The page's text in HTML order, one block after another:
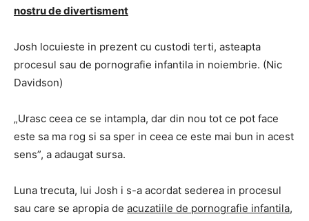
nostru de divertisment
Josh locuieste in prezent cu custodi terti, asteapta
procesul sau de pornografie infantila in noiembrie. (Nic
Davidson)
„Urasc ceea ce se intampla, dar din nou tot ce pot face
este sa ma rog si sa sper in ceea ce este mai bun in acest
sens”, a adaugat sursa.
Luna trecuta, lui Josh i s-a acordat sederea in procesul
sau care se apropia de acuzatiile de pornografie infantila,